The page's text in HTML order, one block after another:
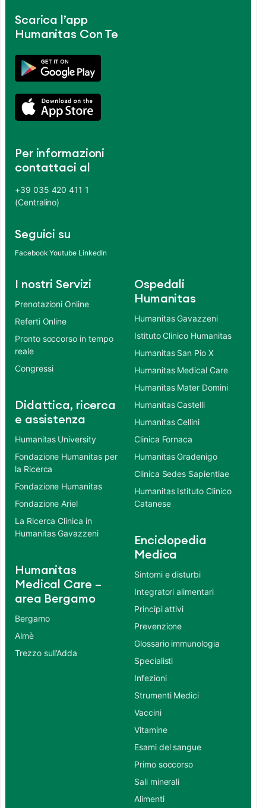
Scarica l’app
Humanitas Con Te
Per informazioni
contattaci al
+39 035 420 411 1
(Centralino)
Seguici su
Facebook Youtube LinkedIn
I nostri Servizi
Prenotazioni Online
Referti Online
Pronto soccorso in tempo
reale
Congressi
Didattica, ricerca
e assistenza
Humanitas University
Fondazione Humanitas per
la Ricerca
Fondazione Humanitas
Fondazione Ariel
La Ricerca Clinica in
Humanitas Gavazzeni
Humanitas
Medical Care –
area Bergamo
Bergamo
Almè
Trezzo sull’Adda
Ospedali
Humanitas
Humanitas Gavazzeni
Istituto Clinico Humanitas
Humanitas San Pio X
Humanitas Medical Care
Humanitas Mater Domini
Humanitas Castelli
Humanitas Cellini
Clinica Fornaca
Humanitas Gradenigo
Clinica Sedes Sapientiae
Humanitas Istituto Clinico
Catanese
Enciclopedia
Medica
Sintomi e disturbi
Integratori alimentari
Principi attivi
Prevenzione
Glossario immunologia
Specialisti
Infezioni
Strumenti Medici
Vaccini
Vitamine
Esami del sangue
Primo soccorso
Sali minerali
Alimenti